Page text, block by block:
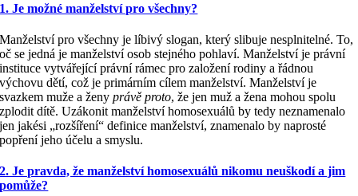
1. Je možné manželství pro všechny?
Manželství pro všechny je líbivý slogan, který slibuje nesplnitelné. To,
oč se jedná je manželství osob stejného pohlaví. Manželství je právní
instituce vytvářející právní rámec pro založení rodiny a řádnou
výchovu dětí, což je primárním cílem manželství. Manželství je
svazkem muže a ženyprávě proto, že jen muž a žena mohou spolu
zplodit dítě. Uzákonit manželství homosexuálů by tedy neznamenalo
jen jakési „rozšíření“ definice manželství, znamenalo by naprosté
popření jeho účelu a smyslu.
2. Je pravda, že manželství homosexuálů nikomu neuškodí a jim
pomůže?